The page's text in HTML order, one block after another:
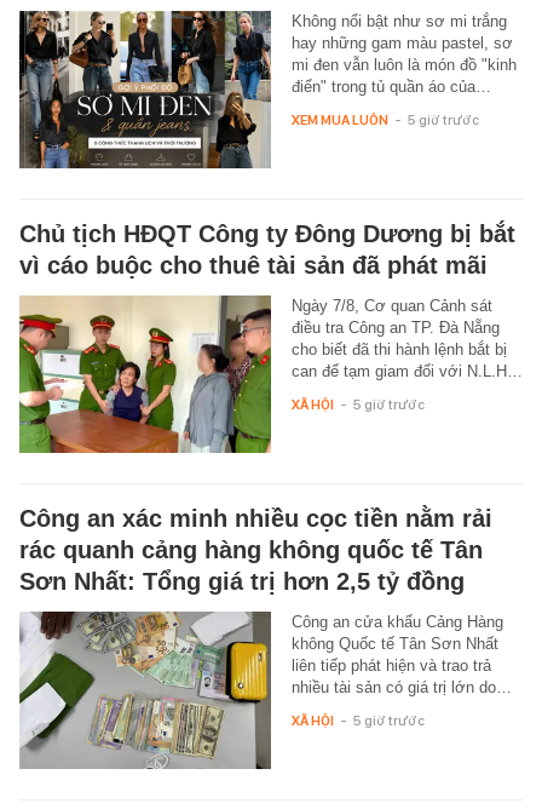
Không nổi bật như sơ mi trắng
hay những gam màu pastel, sơ
mi đen vẫn luôn là món đồ "kinh
điển" trong tủ quần áo của…
XEM MUA LUÔN - 5 giờ trước
Chủ tịch HĐQT Công ty Đông Dương bị bắt
vì cáo buộc cho thuê tài sản đã phát mãi
Ngày 7/8, Cơ quan Cảnh sát
điều tra Công an TP. Đà Nẵng
cho biết đã thi hành lệnh bắt bị
can để tạm giam đối với N.L.H…
XÃ HỘI - 5 giờ trước
Công an xác minh nhiều cọc tiền nằm rải
rác quanh cảng hàng không quốc tế Tân
Sơn Nhất: Tổng giá trị hơn 2,5 tỷ đồng
Công an cửa khẩu Cảng Hàng
không Quốc tế Tân Sơn Nhất
liên tiếp phát hiện và trao trả
nhiều tài sản có giá trị lớn do…
XÃ HỘI - 5 giờ trước